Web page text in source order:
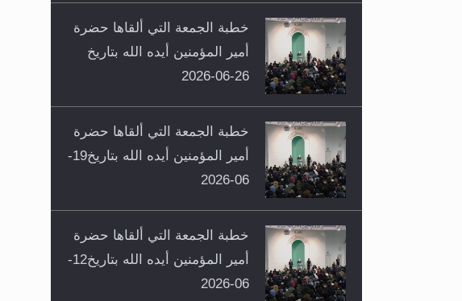
خطبة الجمعة التي ألقاها حضرة
أمير المؤمنين أيده الله بتاريخ
26-06-2026
خطبة الجمعة التي ألقاها حضرة
أمير المؤمنين أيده الله بتاريخ19-
06-2026
خطبة الجمعة التي ألقاها حضرة
أمير المؤمنين أيده الله بتاريخ12-
06-2026